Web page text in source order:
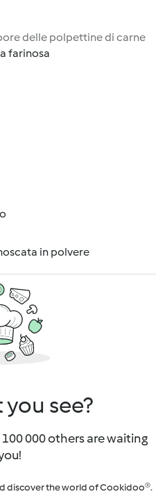
delle polpettine di carne
farinosa
in polvere
see?
000 others are waiting
discover the world of Cookidoo®.